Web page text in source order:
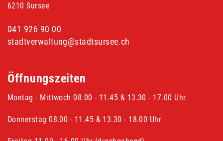
6210 Sursee
041 926 90 00
stadtverwaltung@stadtsursee.ch
Öffnungszeiten
Montag - Mittwoch 08.00 - 11.45 & 13.30 - 17.00 Uhr
Donnerstag 08.00 - 11.45 & 13.30 - 18.00 Uhr